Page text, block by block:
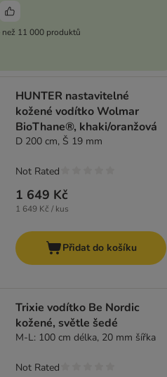
než 11 000 produktů
HUNTER nastavitelné
kožené vodítko Wolmar
BioThane®, khaki/oranžová
D 200 cm, Š 19 mm
1 649 Kč
1 649 Kč / kus
Not Rated
Přidat do košíku
Trixie vodítko Be Nordic
kožené, světle šedé
M-L: 100 cm délka, 20 mm šířka
Not Rated